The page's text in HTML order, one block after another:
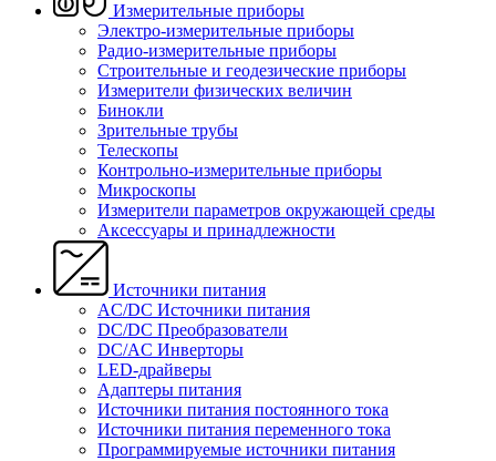
Измерительные приборы
Электро-измерительные приборы
Радио-измерительные приборы
Строительные и геодезические приборы
Измерители физических величин
Бинокли
Зрительные трубы
Телескопы
Контрольно-измерительные приборы
Микроскопы
Измерители параметров окружающей среды
Аксессуары и принадлежности
Источники питания
AC/DC Источники питания
DC/DC Преобразователи
DC/AC Инверторы
LED-драйверы
Адаптеры питания
Источники питания постоянного тока
Источники питания переменного тока
Программируемые источники питания